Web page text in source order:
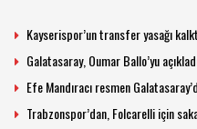
Kayserispor’un transfer yasağı
Galatasaray, Oumar Ballo’yu
Efe Mandıracı resmen
Trabzonspor’dan, Folcarelli için